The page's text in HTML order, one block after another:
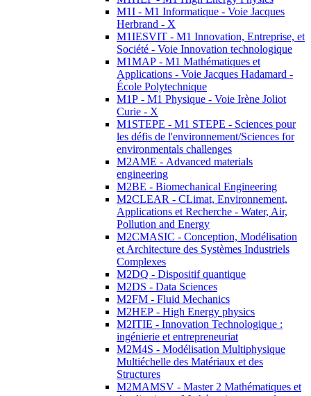
M1I - M1 Informatique - Voie Jacques
Herbrand - X
M1IESVIT - M1 Innovation, Entreprise, et
Société - Voie Innovation technologique
M1MAP - M1 Mathématiques et
Applications - Voie Jacques Hadamard -
École Polytechnique
M1P - M1 Physique - Voie Irène Joliot
Curie - X
M1STEPE - M1 STEPE - Sciences pour
les défis de l'environnement/Sciences for
environmentals challenges
M2AME - Advanced materials
engineering
M2BE - Biomechanical Engineering
M2CLEAR - CLimat, Environnement,
Applications et Recherche - Water, Air,
Pollution and Energy
M2CMASIC - Conception, Modélisation
et Architecture des Systèmes Industriels
Complexes
M2DQ - Dispositif quantique
M2DS - Data Sciences
M2FM - Fluid Mechanics
M2HEP - High Energy physics
M2ITIE - Innovation Technologique :
ingénierie et entrepreneuriat
M2M4S - Modélisation Multiphysique
Multiéchelle des Matériaux et des
Structures
M2MAMSV - Master 2 Mathématiques et